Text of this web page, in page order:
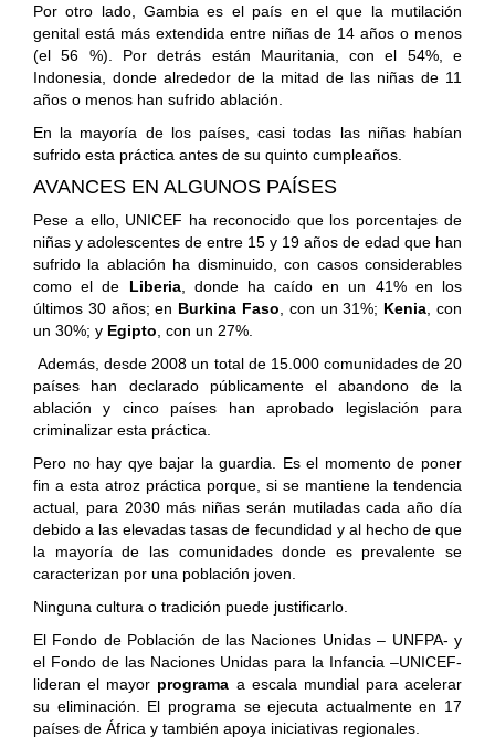
Por otro lado, Gambia es el país en el que la mutilación
genital está más extendida entre niñas de 14 años o menos
(el 56 %). Por detrás están Mauritania, con el 54%, e
Indonesia, donde alrededor de la mitad de las niñas de 11
años o menos han sufrido ablación.
En la mayoría de los países, casi todas las niñas habían
sufrido esta práctica antes de su quinto cumpleaños.
AVANCES EN ALGUNOS PAÍSES
Pese a ello, UNICEF ha reconocido que los porcentajes de
niñas y adolescentes de entre 15 y 19 años de edad que han
sufrido la ablación ha disminuido, con casos considerables
como el de Liberia, donde ha caído en un 41% en los
últimos 30 años; en Burkina Faso , con un 31%; Kenia , con
un 30%; y Egipto , con un 27%.
Además, desde 2008 un total de 15.000 comunidades de 20
países han declarado públicamente el abandono de la
ablación y cinco países han aprobado legislación para
criminalizar esta práctica.
Pero no hay qye bajar la guardia. Es el momento de poner
fin a esta atroz práctica porque, si se mantiene la tendencia
actual, para 2030 más niñas serán mutiladas cada año día
debido a las elevadas tasas de fecundidad y al hecho de que
la mayoría de las comunidades donde es prevalente se
caracterizan por una población joven.
Ninguna cultura o tradición puede justificarlo.
El Fondo de Población de las Naciones Unidas – UNFPA- y
el Fondo de las Naciones Unidas para la Infancia –UNICEF-
lideran el mayor programa a escala mundial para acelerar
su eliminación. El programa se ejecuta actualmente en 17
países de África y también apoya iniciativas regionales.